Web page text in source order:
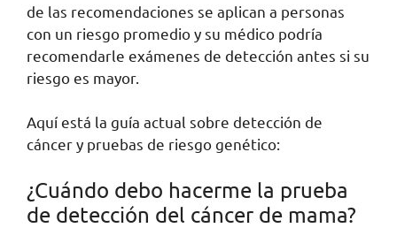
de las recomendaciones se aplican a personas
con un riesgo promedio y su médico podría
recomendarle exámenes de detección antes si su
riesgo es mayor.
Aquí está la guía actual sobre detección de
cáncer y pruebas de riesgo genético:
¿Cuándo debo hacerme la prueba
de detección del cáncer de mama?